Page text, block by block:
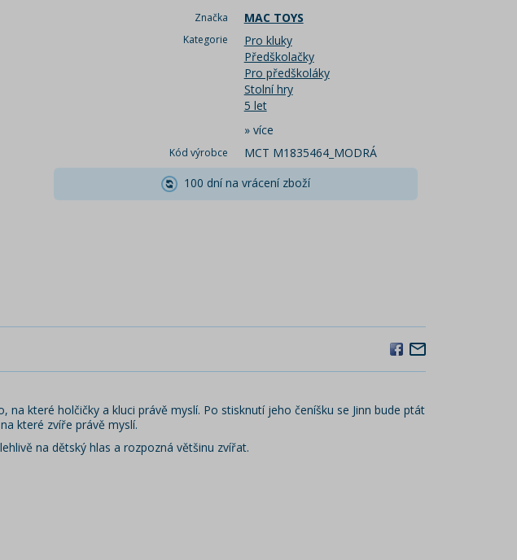
Značka MAC TOYS
Kategorie
Pro kluky
Předškolačky
Pro předškoláky
Stolní hry
5 let
» více
Kód výrobce
MCT M1835464_MODRÁ
100 dní na vrácení zboží
které holčičky a kluci právě myslí. Po stisknutí jeho čeníšku se Jinn bude ptát
které zvíře právě myslí.
na dětský hlas a rozpozná většinu zvířat.